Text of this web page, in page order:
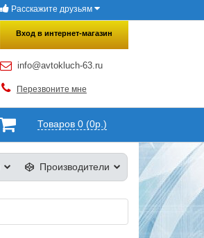
×
Расскажите друзьям
Вход в интернет-магазин
info@avtokluch-63.ru
Перезвоните мне
Товаров 0 (0р.)
Производители